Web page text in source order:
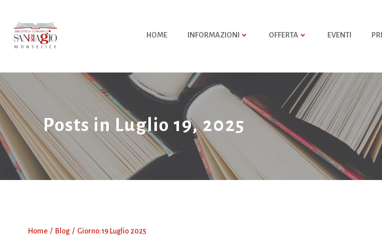
contenuto
HOME INFORMAZIONI OFFERTA EVENTI
Posts in Luglio 19, 2025
Home Blog Giorno:19 Luglio 2025